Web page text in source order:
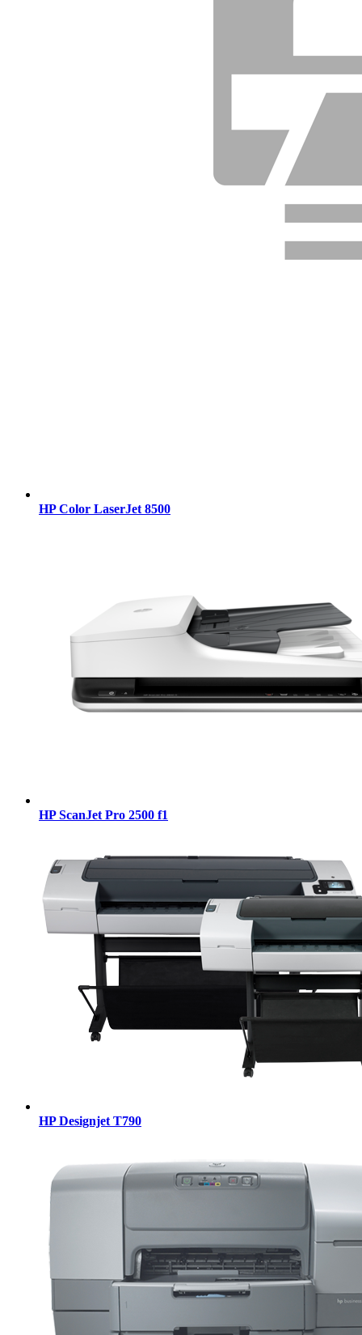
HP Color LaserJet 8500
HP ScanJet Pro 2500 f1
HP Designjet T790